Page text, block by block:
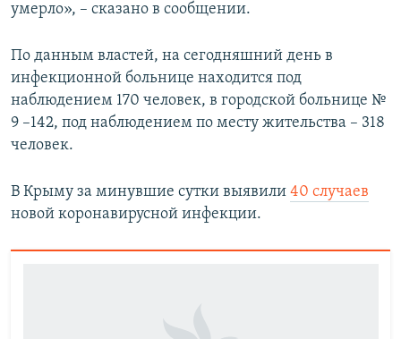
умерло», – сказано в сообщении.
По данным властей, на сегодняшний день в
инфекционной больнице находится под
наблюдением 170 человек, в городской больнице №
9 –142, под наблюдением по месту жительства – 318
человек.
В Крыму за минувшие сутки выявили 40 случаев
новой коронавирусной инфекции.